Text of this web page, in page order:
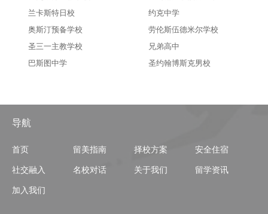
兰卡斯特日校
约克中学
奥斯汀预备学校
劳伦斯伍德米尔学校
圣三一主教学校
兄弟高中
巴斯图中学
圣约翰博斯克男校
导航
首页 留美指南 择校方案 安全住宿
社交融入 名校对话 关于我们 留学资讯
加入我们